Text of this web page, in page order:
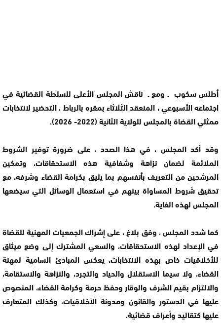
أطلس سكوب ـ ومع ـ ناقش المجلس الأعلى للسلطة القضائية في
اجتماعه الأسبوعي ، المنعقد الثلاثاء بمقره بالرباط ، التحضير لانتخابات
ممثلي القضاة بالمجلس للولاية الثانية (2022- 2026).
وقد أكد المجلس ، في هذا الصدد ، على ضرورة توفير الشروط
الملائمة لضمان نزاهة وشفافية هذه الاستحقاقات، وتمكين
المرشحين من التعريف بأنفسهم بما يليق بكرامة القضاء وشرفه، مع
تحقيق شروط المساواة بينهم في استعمال الوسائل التي سيضعها
المجلس لهذه الغاية.
كما شدد المجلس ، وفق بلاغ ، على إشراك الجمعيات المهنية للقضاة
في الإعداد لهذه الاستحقاقات، والسعي المشترك إلى وضع ميثاق
للأخلاقيات خاص بهذه الانتخابات، يعكس المبادئ السامية لمهنة
القضاء، ولا سيما الاستقلال والحياد والتجرد، والنزاهة والاستقامة،
والالتزام بقيم الشرف والوقار وحفظ حرمة وكرامة القضاء، المنصوص
عليها في الدستور والقانون ومدونة الأخلاقيات، وكذلك المتعارف
عليها كتقاليد وأعراف قضائية.